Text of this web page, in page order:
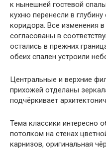
к нынешней гостевой
кухню перенесли в
коридора. Все изменения
согласованы в
остались в прежних
обеих спален устроили
Центральные и верхние
прихожей отделаны
подчёркивает
Тема классики интересно
потолком на стенах
карнизов, оригинальная